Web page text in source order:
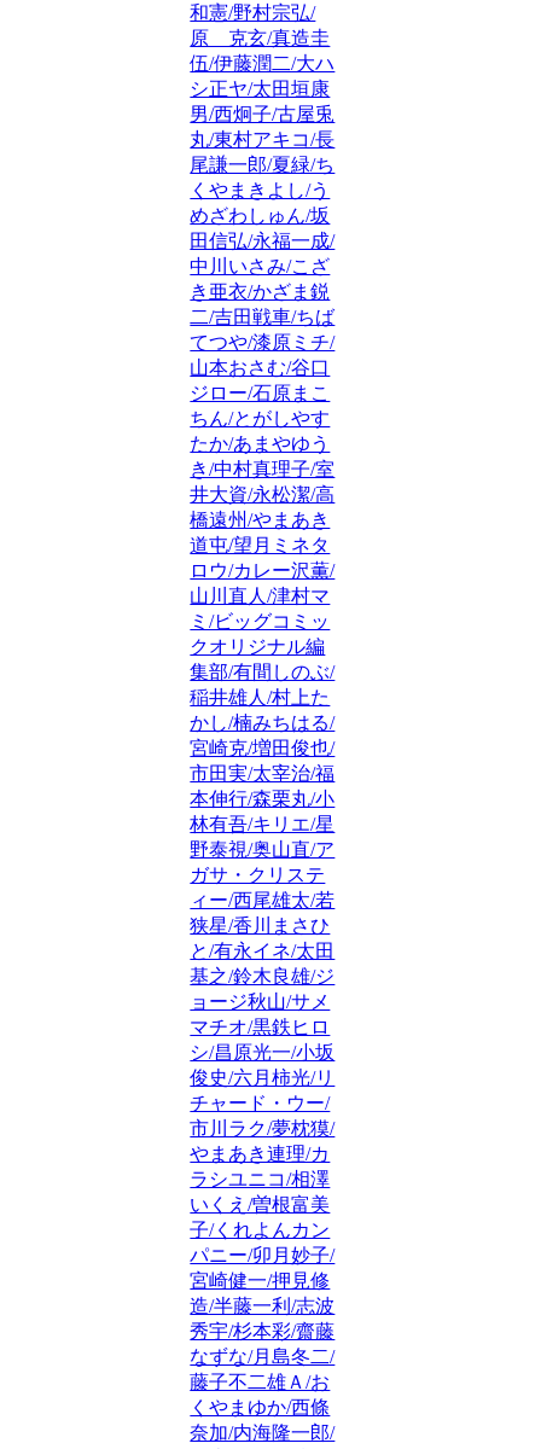
和憲/野村宗弘/
原 克玄/真造圭
伍/伊藤潤二/大ハ
シ正ヤ/太田垣康
男/西炯子/古屋兎
丸/東村アキコ/長
尾謙一郎/夏緑/ち
くやまきよし/う
めざわしゅん/坂
田信弘/永福一成/
中川いさみ/こざ
き亜衣/かざま鋭
二/吉田戦車/ちば
てつや/漆原ミチ/
山本おさむ/谷口
ジロー/石原まこ
ちん/とがしやす
たか/あまやゆう
き/中村真理子/室
井大資/永松潔/高
橋遠州/やまあき
道屯/望月ミネタ
ロウ/カレー沢薫/
山川直人/津村マ
ミ/ビッグコミッ
クオリジナル編
集部/有間しのぶ/
稲井雄人/村上た
かし/楠みちはる/
宮崎克/増田俊也/
市田実/太宰治/福
本伸行/森栗丸/小
林有吾/キリエ/星
野泰視/奥山直/ア
ガサ・クリステ
ィー/西尾雄太/若
狭星/香川まさひ
と/有永イネ/太田
基之/鈴木良雄/ジ
ョージ秋山/サメ
マチオ/黒鉄ヒロ
シ/昌原光一/小坂
俊史/六月柿光/リ
チャード・ウー/
市川ラク/夢枕獏/
やまあき連理/カ
ラシユニコ/相澤
いくえ/曽根富美
子/くれよんカン
パニー/卯月妙子/
宮崎健一/押見修
造/半藤一利/志波
秀宇/杉本彩/齋藤
なずな/月島冬二/
藤子不二雄Ａ/お
くやまゆか/西條
奈加/内海隆一郎/